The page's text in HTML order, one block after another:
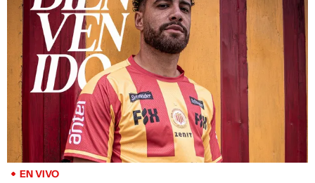
EN VIVO